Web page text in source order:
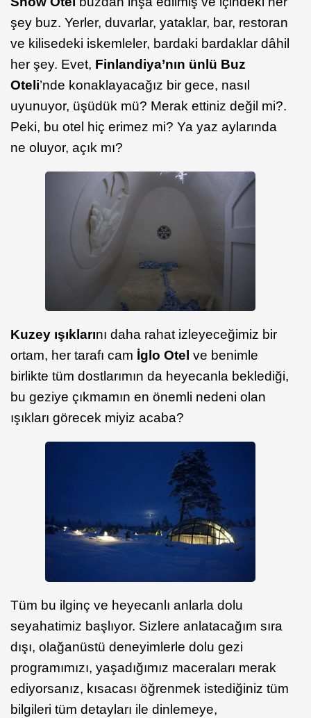
şey buz. Yerler, duvarlar, yataklar, bar, restoran
ve kilisedeki iskemleler, bardaki bardaklar dâhil
her şey. Evet, Finlandiya’nın ünlü Buz
Oteli’nde konaklayacağız bir gece, nasıl
uyunuyor, üşüdük mü? Merak ettiniz değil mi?.
Peki, bu otel hiç erimez mi? Ya yaz aylarında
ne oluyor, açık mı?
Kuzey ışıklarını daha rahat izleyeceğimiz bir
ortam, her tarafı cam İglo Otel ve benimle
birlikte tüm dostlarımın da heyecanla beklediği,
bu geziye çıkmamın en önemli nedeni olan
ışıkları görecek miyiz acaba?
Tüm bu ilginç ve heyecanlı anlarla dolu
seyahatimiz başlıyor. Sizlere anlatacağım sıra
dışı, olağanüstü deneyimlerle dolu gezi
programımızı, yaşadığımız maceraları merak
ediyorsanız, kısacası öğrenmek istediğiniz tüm
bilgileri tüm detayları ile dinlemeye,